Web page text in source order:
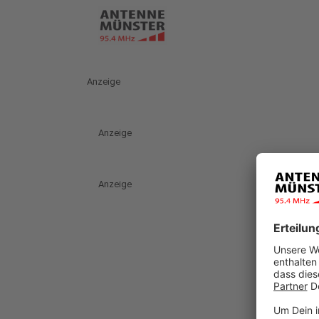
Anzeige
Anzeige
Anzeige